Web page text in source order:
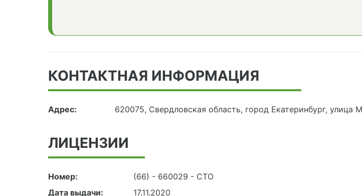
КОНТАКТНАЯ ИНФОРМАЦИЯ
Адрес: 620075, Свердловская область, город Екатеринбург,
ЛИЦЕНЗИИ
Номер:
(66) - 660029 - СТО
Дата выдачи:
17.11.2020